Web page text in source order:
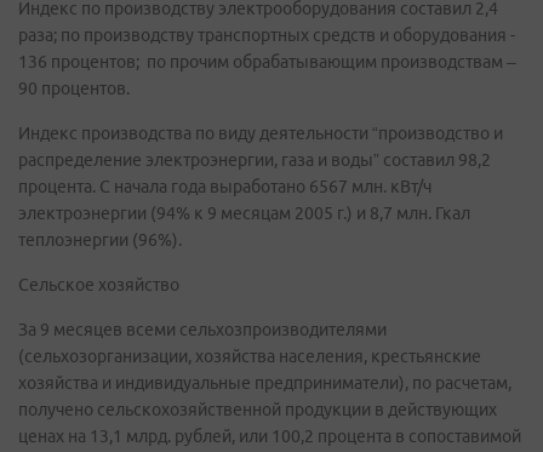
Индекс по производству электрооборудования составил 2,4
раза; по производству транспортных средств и оборудования -
136 процентов; по прочим обрабатывающим производствам –
90 процентов.
Индекс производства по виду деятельности “производство и
распределение электроэнергии, газа и воды” составил 98,2
процента. С начала года выработано 6567 млн. кВт/ч
электроэнергии (94% к 9 месяцам 2005 г.) и 8,7 млн. Гкал
теплоэнергии (96%).
Сельское хозяйство
За 9 месяцев всеми сельхозпроизводителями
(сельхозорганизации, хозяйства населения, крестьянские
хозяйства и индивидуальные предприниматели), по расчетам,
получено сельскохозяйственной продукции в действующих
ценах на 13,1 млрд. рублей, или 100,2 процента в сопоставимой